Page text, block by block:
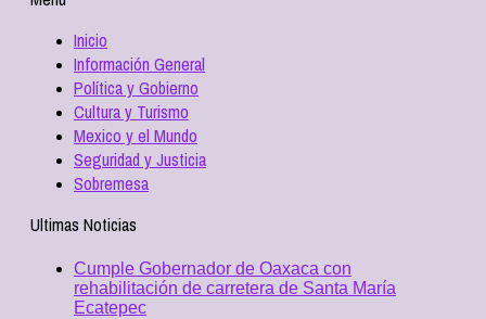
Inicio
Información General
Política y Gobierno
Cultura y Turismo
Mexico y el Mundo
Seguridad y Justicia
Sobremesa
Ultimas Noticias
Cumple Gobernador de Oaxaca con
rehabilitación de carretera de Santa María
Ecatepec